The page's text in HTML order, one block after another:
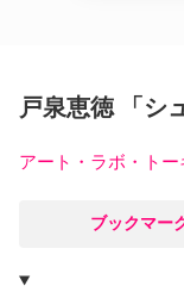
戸泉恵徳 「シ
アート・ラボ・ト
ブックマー